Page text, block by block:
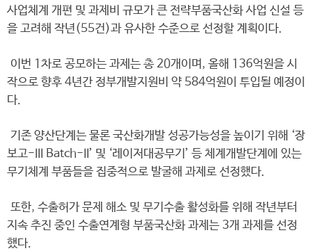
사업체계 개편 및 과제비 규모가 큰 전략부품국산화 사업 신설 등
을 고려해 작년(55건)과 유사한 수준으로 선정할 계획이다.
이번 1차로 공모하는 과제는 총 20개이며, 올해 136억원을 시
작으로 향후 4년간 정부개발지원비 약 584억원이 투입될 예정이
다.
기존 양산단계는 물론 국산화개발 성공가능성을 높이기 위해 ‘장
보고-III Batch-II’ 및 ‘레이저대공무기’ 등 체계개발단계에 있는
무기체계 부품들을 집중적으로 발굴해 과제로 선정했다.
또한, 수출허가 문제 해소 및 무기수출 활성화를 위해 작년부터
지속 추진 중인 수출연계형 부품국산화 과제는 3개 과제를 선정
했다.